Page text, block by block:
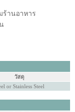
านอาหาร
วัสดุ
or Stainless Steel